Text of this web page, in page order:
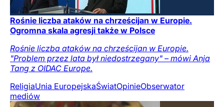
Rośnie liczba ataków na chrześcijan w Europie.
Ogromna skala agresji także w Polsce
Rośnie liczba ataków na chrześcijan w Europie.
"Problem przez lata był niedostrzegany" – mówi Anja
Tang z OIDAC Europe.
ReligiaUnia EuropejskaŚwiatOpinieObserwator
mediów